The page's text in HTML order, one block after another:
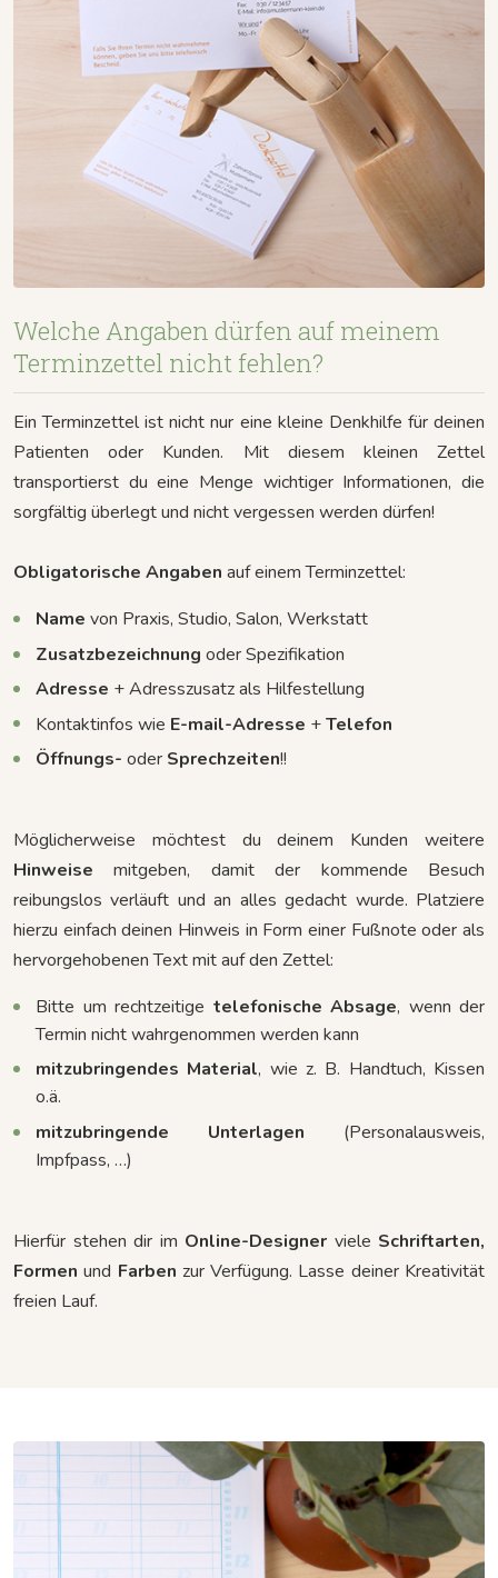
Welche Angaben dürfen auf meinem
Terminzettel nicht fehlen?
Ein Terminzettel ist nicht nur eine kleine Denkhilfe für deinen
Patienten oder Kunden. Mit diesem kleinen Zettel
transportierst du eine Menge wichtiger Informationen, die
sorgfältig überlegt und nicht vergessen werden dürfen!
Obligatorische Angaben auf einem Terminzettel:
Name von Praxis, Studio, Salon, Werkstatt
Zusatzbezeichnung oder Spezifikation
Adresse + Adresszusatz als Hilfestellung
Kontaktinfos wie E-mail-Adresse +Telefon
Öffnungs- oder Sprechzeiten!!
Möglicherweise möchtest du deinem Kunden weitere
Hinweise mitgeben, damit der kommende Besuch
reibungslos verläuft und an alles gedacht wurde. Platziere
hierzu einfach deinen Hinweis in Form einer Fußnote oder als
hervorgehobenen Text mit auf den Zettel:
Bitte um rechtzeitige telefonische Absage, wenn der
Termin nicht wahrgenommen werden kann
mitzubringendes Material, wie z. B. Handtuch, Kissen
o.ä.
mitzubringende Unterlagen (Personalausweis,
Impfpass, …)
Hierfür stehen dir im Online-Designer viele Schriftarten,
Formenund Farben zur Verfügung. Lasse deiner Kreativität
freien Lauf.